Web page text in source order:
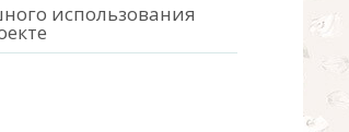
использования